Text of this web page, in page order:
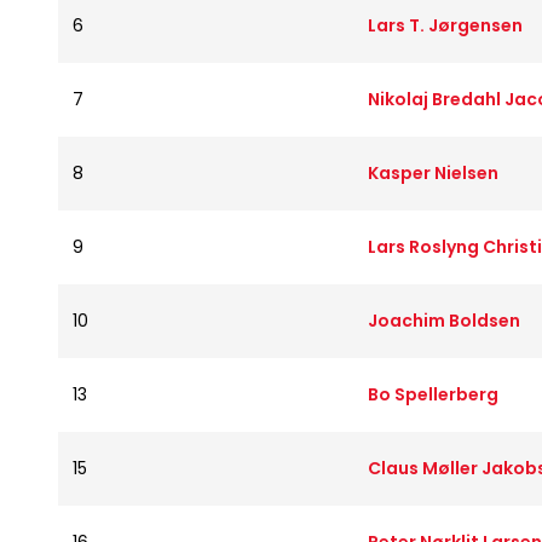
6 Lars T. Jørgensen
7 Nikolaj Bredahl
8 Kasper Nielsen
9 Lars Roslyng
10 Joachim Boldsen
13 Bo Spellerberg
15 Claus Møller